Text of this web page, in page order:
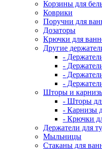
Корзины для
Коврики
Поручни для
Дозаторы
Крючки для
Другие
-
-
-
-
Шторы и
- Шторы
- Карнизы
- Крючки
Держатели для
Мыльницы
Стаканы для